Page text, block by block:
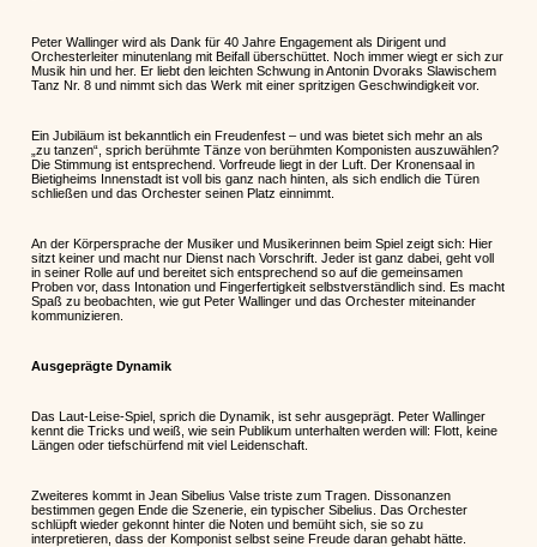
Peter Wallinger wird als Dank für 40 Jahre Engagement als Dirigent und
Orchesterleiter minutenlang mit Beifall überschüttet. Noch immer wiegt er sich zur
Musik hin und her. Er liebt den leichten Schwung in Antonin Dvoraks Slawischem
Tanz Nr. 8 und nimmt sich das Werk mit einer spritzigen Geschwindigkeit vor.
Ein Jubiläum ist bekanntlich ein Freudenfest – und was bietet sich mehr an als
„zu tanzen“, sprich berühmte Tänze von berühmten Komponisten auszuwählen?
Die Stimmung ist entsprechend. Vorfreude liegt in der Luft. Der Kronensaal in
Bietigheims Innenstadt ist voll bis ganz nach hinten, als sich endlich die Türen
schließen und das Orchester seinen Platz einnimmt.
An der Körpersprache der Musiker und Musikerinnen beim Spiel zeigt sich: Hier
sitzt keiner und macht nur Dienst nach Vorschrift. Jeder ist ganz dabei, geht voll
in seiner Rolle auf und bereitet sich entsprechend so auf die gemeinsamen
Proben vor, dass Intonation und Fingerfertigkeit selbstverständlich sind. Es macht
Spaß zu beobachten, wie gut Peter Wallinger und das Orchester miteinander
kommunizieren.
Ausgeprägte Dynamik
Das Laut-Leise-Spiel, sprich die Dynamik, ist sehr ausgeprägt. Peter Wallinger
kennt die Tricks und weiß, wie sein Publikum unterhalten werden will: Flott, keine
Längen oder tiefschürfend mit viel Leidenschaft.
Zweiteres kommt in Jean Sibelius Valse triste zum Tragen. Dissonanzen
bestimmen gegen Ende die Szenerie, ein typischer Sibelius. Das Orchester
schlüpft wieder gekonnt hinter die Noten und bemüht sich, sie so zu
interpretieren, dass der Komponist selbst seine Freude daran gehabt hätte.